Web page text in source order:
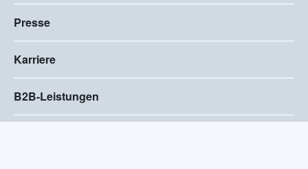
Presse
Karriere
B2B-Leistungen